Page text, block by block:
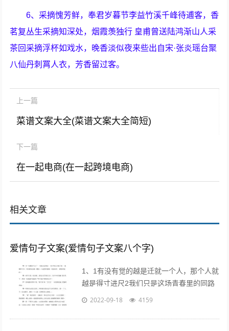
6、采摘愧芳鲜，奉君岁暮节李益竹溪千峰待逋客，香
茗复丛生采摘知深处，烟霞羡独行 皇甫曾送陆鸿渐山人采
茶回采摘浮杯如戏水，晚香淡似夜来些出自宋·张炎瑶台聚
八仙丹刺罥人衣，芳香留过客。
上一篇
菜谱文案大全(菜谱文案大全简短)
下一篇
在一起电商(在一起跨境电商)
相关文章
爱情句子文案(爱情句子文案八个字)
1、1有没有觉的越是迁就一个人，那个人就
越是得寸进尺2我们只是这场青春里的同路
者，相伴着走过这一段时光3不属于我的东
2022-09-18 4159